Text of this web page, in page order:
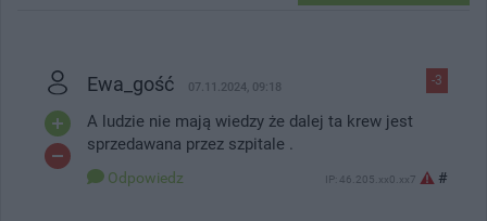
-3
Ewa_gość 07.11.2024, 09:18
A ludzie nie mają wiedzy że dalej ta krew jest
sprzedawana przez szpitale .
Odpowiedz IP: 46.205.xx0.xx7 #